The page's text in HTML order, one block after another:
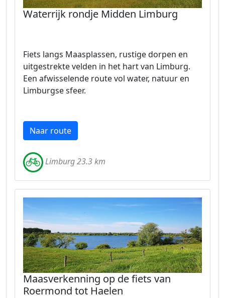
Waterrijk rondje Midden Limburg
Fiets langs Maasplassen, rustige dorpen en
uitgestrekte velden in het hart van Limburg.
Een afwisselende route vol water, natuur en
Limburgse sfeer.
Naar route
Limburg 23.3 km
Maasverkenning op de fiets van
Roermond tot Haelen